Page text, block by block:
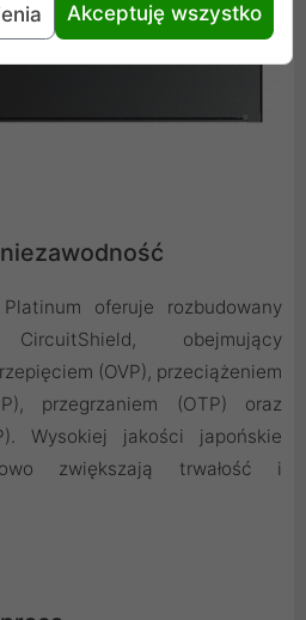
oferuje rozbudowany
obejmujący
(OVP), przeciążeniem
przegrzaniem (OTP) oraz
Wysokiej jakości japońskie
zwiększają trwałość i
Akceptuję wszystko